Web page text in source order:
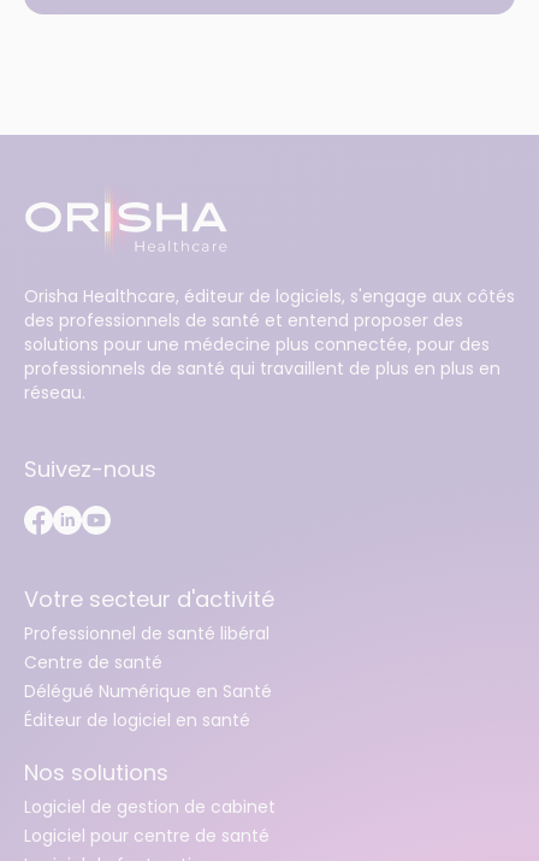
Orisha Healthcare, éditeur de logiciels, s'engage aux côtés
des professionnels de santé et entend proposer des
solutions pour une médecine plus connectée, pour des
professionnels de santé qui travaillent de plus en plus en
réseau.
Suivez-nous
Votre secteur d'activité
Professionnel de santé libéral
Centre de santé
Délégué Numérique en Santé
Éditeur de logiciel en santé
Nos solutions
Logiciel de gestion de cabinet
Logiciel pour centre de santé